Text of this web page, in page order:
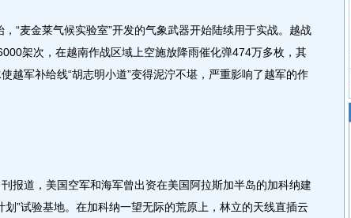
麦金莱气候实验室”开发的气象武器开始陆续用于实战。越战
架次，在越南作战区域上空施放降雨催化弹474万多枚，其
越军补给线“胡志明小道”变得泥泞不堪，严重影响了越军的作
道，美国空军和海军曾出资在美国阿拉斯加半岛的加科纳建
划”试验基地。在加科纳一望无际的荒原上，林立的天线直插云